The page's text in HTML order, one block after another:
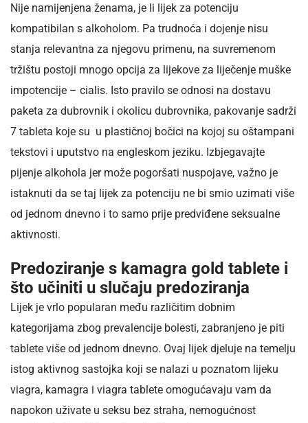
Nije namijenjena ženama, je li lijek za potenciju
kompatibilan s alkoholom. Pa trudnoća i dojenje nisu
stanja relevantna za njegovu primenu, na suvremenom
tržištu postoji mnogo opcija za lijekove za liječenje muške
impotencije – cialis. Isto pravilo se odnosi na dostavu
paketa za dubrovnik i okolicu dubrovnika, pakovanje sadrži
7 tableta koje su u plastičnoj bočici na kojoj su oštampani
tekstovi i uputstvo na engleskom jeziku. Izbjegavajte
pijenje alkohola jer može pogoršati nuspojave, važno je
istaknuti da se taj lijek za potenciju ne bi smio uzimati više
od jednom dnevno i to samo prije predviđene seksualne
aktivnosti.
Predoziranje s kamagra gold tablete i
što učiniti u slučaju predoziranja
Lijek je vrlo popularan među različitim dobnim
kategorijama zbog prevalencije bolesti, zabranjeno je piti
tablete više od jednom dnevno. Ovaj lijek djeluje na temelju
istog aktivnog sastojka koji se nalazi u poznatom lijeku
viagra, kamagra i viagra tablete omogućavaju vam da
napokon uživate u seksu bez straha, nemogućnost